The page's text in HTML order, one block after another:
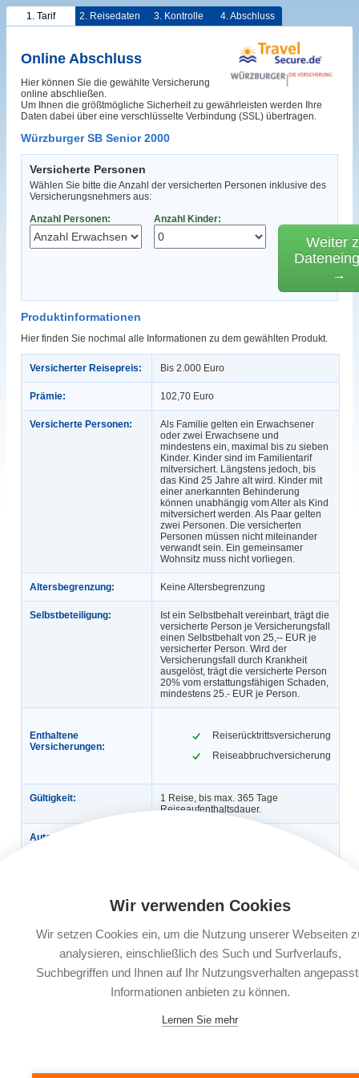
1. Tarif 2. Reisedaten 3. Kontrolle 4. Abschluss
Online Abschluss
Hier können Sie die gewählte Versicherung
online abschließen.
Um Ihnen die größtmögliche Sicherheit zu gewährleisten werden Ihre
Daten dabei über eine verschlüsselte Verbindung (SSL) übertragen.
Würzburger SB Senior 2000
Versicherte Personen
Wählen Sie bitte die Anzahl der versicherten Personen inklusive des
Versicherungsnehmers aus:
Anzahl Personen:
Anzahl Kinder:
Weiter
→
Produktinformationen
Hier finden Sie nochmal alle Informationen zu dem gewählten Produkt.
Versicherter Reisepreis: Bis 2.000 Euro
Prämie: 102,70 Euro
Versicherte Personen:
Als Familie gelten ein Erwachsener
oder zwei Erwachsene und
mindestens ein, maximal bis zu sieben
Kinder. Kinder sind im Familientarif
mitversichert. Längstens jedoch, bis
das Kind 25 Jahre alt wird. Kinder mit
einer anerkannten Behinderung
können unabhängig vom Alter als Kind
mitversichert werden. Als Paar gelten
zwei Personen. Die versicherten
Personen müssen nicht miteinander
verwandt sein. Ein gemeinsamer
Wohnsitz muss nicht vorliegen.
Altersbegrenzung: Keine Altersbegrenzung
Selbstbeteiligung:
Ist ein Selbstbehalt vereinbart, trägt die
versicherte Person je Versicherungsfall
einen Selbstbehalt von 25,-- EUR je
versicherter Person. Wird der
Versicherungsfall durch Krankheit
ausgelöst, trägt die versicherte Person
20% vom erstattungsfähigen Schaden,
mindestens 25.- EUR je Person.
Enthaltene
Versicherungen:
Reiserücktrittsversicherung
Reiseabbruchversicherung
Gültigkeit:
1 Reise, bis max. 365 Tage
Reiseaufenthaltsdauer.
Automatische
Reiseantritt am Buchungstag oder bis
spätestens 4 Tage nach
Leistungsträger:
Würzburger Versicherungs-AG,
Bahnhofstr. 11, 97090 Würzburg
Versicherungsbedingungen
Versicherungsprodukten (IPID)
Wir verwenden Cookies
Wir setzen Cookies ein, um die Nutzung unserer Webseiten
analysieren, einschließlich des Such und Surfverlaufs,
Suchbegriffen und Ihnen auf Ihr Nutzungsverhalten
Informationen anbieten zu können.
Lernen Sie mehr